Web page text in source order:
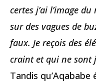
certes j’ai l’image
sur des vagues de
faux. Je reçois des
craint et qui ne sont
Tandis